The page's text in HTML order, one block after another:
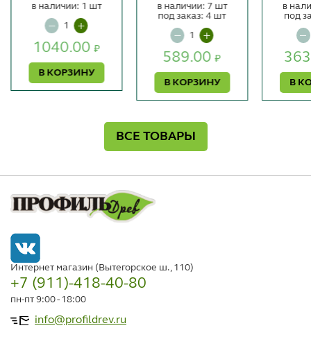
1040.00₽
В КОРЗИНУ
в наличии: 1 шт
589.00₽
В КОРЗИНУ
в наличии: 7 шт
под заказ: 4 шт
В
в
под
ВСЕ ТОВАРЫ
Интернет магазин (Вытегорское ш., 110)
+7 (911)-418-40-80
пн-пт 9:00 - 18:00
info@profildrev.ru